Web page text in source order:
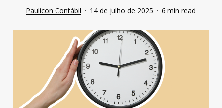
Paulicon Contábil 14 de julho de 2025 6 min read